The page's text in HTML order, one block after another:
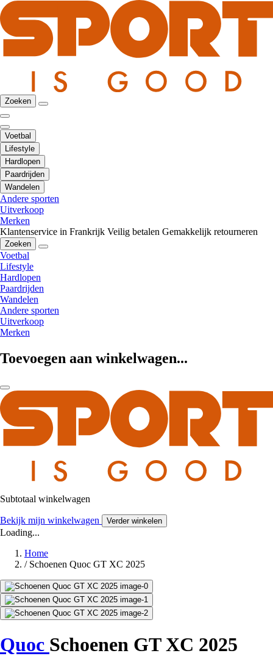
Zoeken
Voetbal
Lifestyle
Hardlopen
Paardrijden
Wandelen
Andere sporten
Uitverkoop
Merken
Klantenservice in Frankrijk Veilig betalen Gemakkelijk retourneren
Zoeken
Voetbal
Lifestyle
Hardlopen
Paardrijden
Wandelen
Andere sporten
Uitverkoop
Merken
Toevoegen aan winkelwagen...
Subtotaal winkelwagen
Bekijk mijn winkelwagen Verder winkelen
Loading...
Home
/ Schoenen Quoc GT XC 2025
Quoc Schoenen GT XC 2025